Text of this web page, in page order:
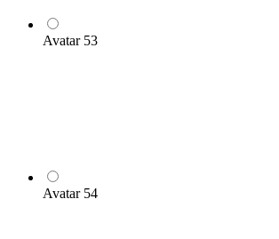
Avatar 53
Avatar 54